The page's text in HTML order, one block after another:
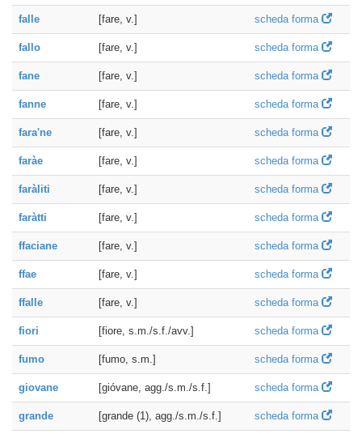
falle [fare, v.] scheda forma
fallo [fare, v.] scheda forma
fane [fare, v.] scheda forma
fanne [fare, v.] scheda forma
fara'ne [fare, v.] scheda forma
faràe [fare, v.] scheda forma
faràliti [fare, v.] scheda forma
faràtti [fare, v.] scheda forma
ffaciane [fare, v.] scheda forma
ffae [fare, v.] scheda forma
ffalle [fare, v.] scheda forma
fiori [fiore, s.m./s.f./avv.] scheda forma
fumo [fumo, s.m.] scheda forma
giovane [gióvane, agg./s.m./s.f.] scheda forma
grande [grande (1), agg./s.m./s.f.] scheda forma